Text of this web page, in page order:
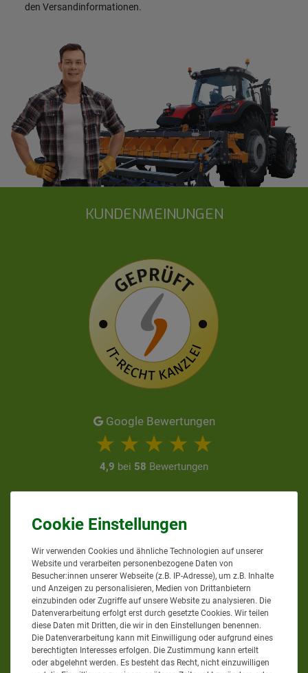
den Versandinformationen.
KUNDENMEINUNGEN
Google Bewertungen
4,9 bei 58 Bewertungen
AGRAR-PROFI24.DE
Sie erreichen uns
Mo. - Do. von 8 bis 12 Uhr
Mo. - Do. von 13 bis 17 Uhr
Wir verwenden Cookies und ähnliche Technologien auf unserer
Website und verarbeiten personenbezogene Daten von
Besucher:innen unserer Webseite (z.B. IP-Adresse), um z.B. Inhalte
und Anzeigen zu personalisieren, Medien von Drittanbietern
einzubinden oder Zugriffe auf unsere Website zu analysieren. Die
Datenverarbeitung erfolgt erst durch gesetzte Cookies. Wir teilen
diese Daten mit Dritten, die wir in den Einstellungen benennen.
Die Datenverarbeitung kann mit Einwilligung oder aufgrund eines
berechtigten Interesses erfolgen. Die Zustimmung kann erteilt
oder abgelehnt werden. Es besteht das Recht, nicht einzuwilligen